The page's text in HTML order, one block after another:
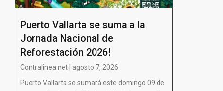
Puerto Vallarta se suma a la
Jornada Nacional de
Reforestación 2026!
Contralinea net | agosto 7, 2026
Puerto Vallarta se sumará este domingo 09 de